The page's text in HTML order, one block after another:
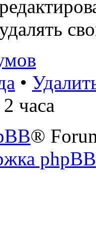
•
часа
®
phpBB